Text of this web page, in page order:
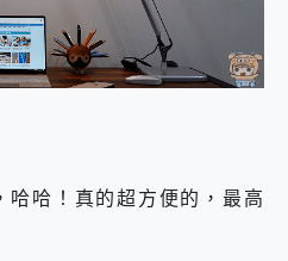
哈！真的超方便的，最高